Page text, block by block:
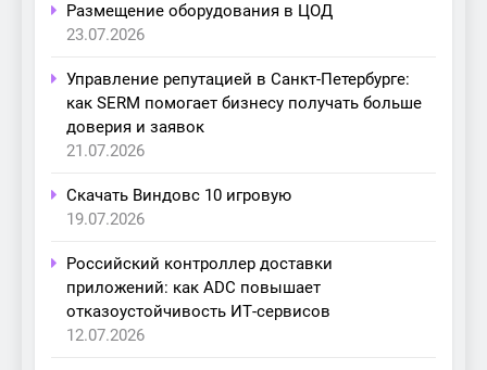
Размещение оборудования в ЦОД
23.07.2026
Управление репутацией в Санкт-Петербурге:
как SERM помогает бизнесу получать больше
доверия и заявок
21.07.2026
Скачать Виндовс 10 игровую
19.07.2026
Российский контроллер доставки
приложений: как ADC повышает
отказоустойчивость ИТ-сервисов
12.07.2026